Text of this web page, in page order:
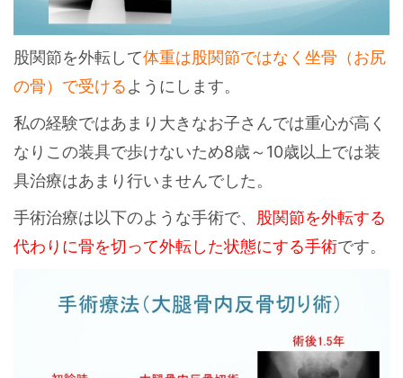
股関節を外転して体重は股関節ではなく坐骨（お尻
の骨）で受けるようにします。
私の経験ではあまり大きなお子さんでは重心が高く
なりこの装具で歩けないため8歳～10歳以上では装
具治療はあまり行いませんでした。
手術治療は以下のような手術で、 股関節を外転する
代わりに骨を切って外転した状態にする手術です。